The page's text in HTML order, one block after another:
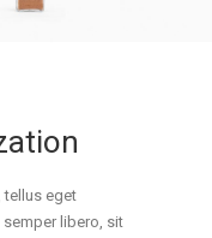
tellus eget
libero, sit